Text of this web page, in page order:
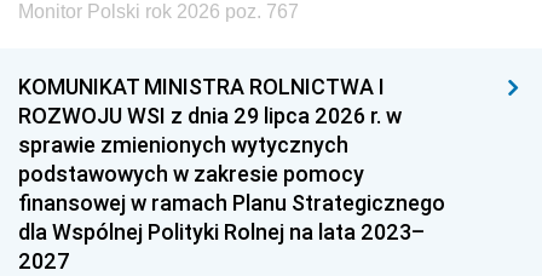
Monitor Polski rok 2026 poz. 767
KOMUNIKAT MINISTRA ROLNICTWA I
ROZWOJU WSI z dnia 29 lipca 2026 r. w
sprawie zmienionych wytycznych
podstawowych w zakresie pomocy
finansowej w ramach Planu Strategicznego
dla Wspólnej Polityki Rolnej na lata 2023–
2027